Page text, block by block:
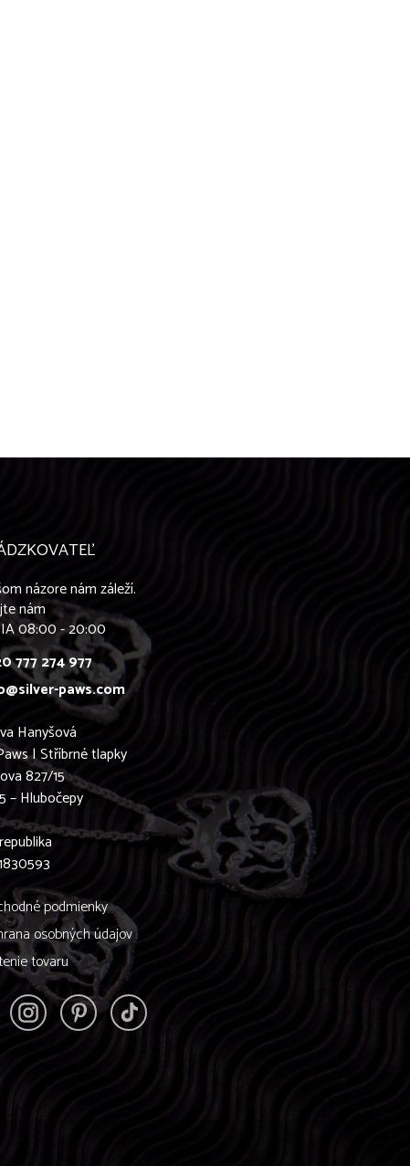
názore nám záleží.
nám
08:00 - 20:00
777 274 977
paws.com
Hanyšová
| Stříbrné tlapky
827/15
– Hlubočepy
podmienky
osobných údajov
tovaru